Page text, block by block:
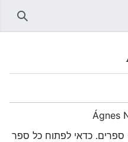
Ágnes
ספרים. כדאי לפתוח כל ספר